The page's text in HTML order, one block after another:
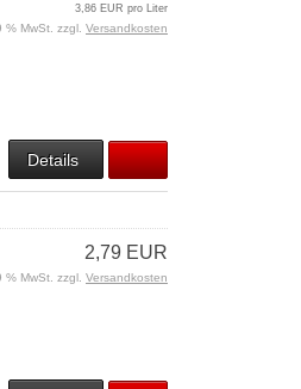
3,86 EUR pro Liter
% MwSt. zzgl. Versandkosten
Details
2,79 EUR
% MwSt. zzgl. Versandkosten